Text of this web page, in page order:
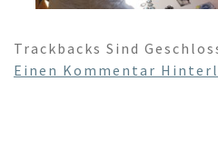
Trackbacks Sind
Einen Kommentar